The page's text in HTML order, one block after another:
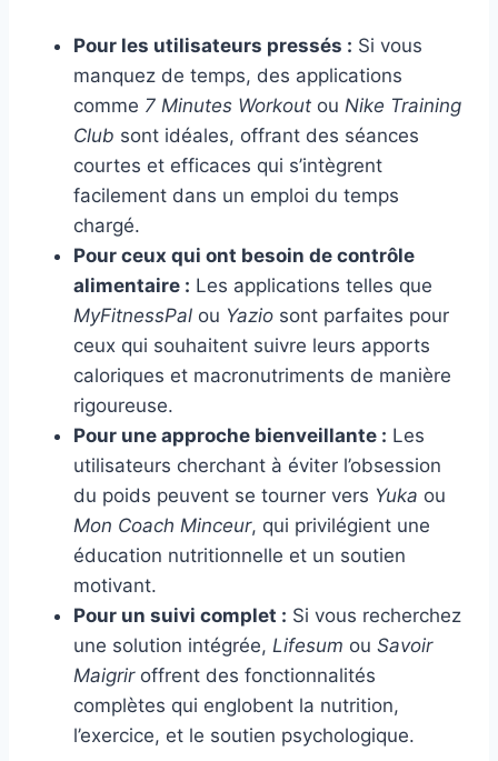
Pour les utilisateurs pressés : Si vous
manquez de temps, des applications
comme 7 Minutes Workout ou Nike Training
Club sont idéales, offrant des séances
courtes et efficaces qui s’intègrent
facilement dans un emploi du temps
chargé.
Pour ceux qui ont besoin de contrôle
alimentaire : Les applications telles que
MyFitnessPal ou Yazio sont parfaites pour
ceux qui souhaitent suivre leurs apports
caloriques et macronutriments de manière
rigoureuse.
Pour une approche bienveillante : Les
utilisateurs cherchant à éviter l’obsession
du poids peuvent se tourner vers Yuka ou
Mon Coach Minceur, qui privilégient une
éducation nutritionnelle et un soutien
motivant.
Pour un suivi complet : Si vous recherchez
une solution intégrée, Lifesum ou Savoir
Maigriroffrent des fonctionnalités
complètes qui englobent la nutrition,
l’exercice, et le soutien psychologique.